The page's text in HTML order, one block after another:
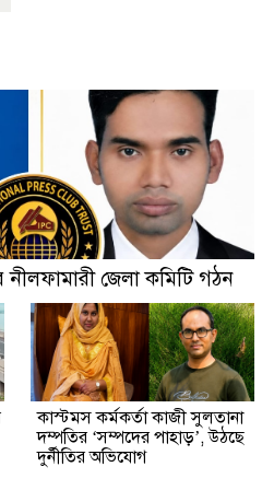
নীলফামারী জেলা কমিটি গঠন
কাস্টমস কর্মকর্তা কাজী সুলতানা
দম্পতির ‘সম্পদের পাহাড়’, উঠছে
দুর্নীতির অভিযোগ